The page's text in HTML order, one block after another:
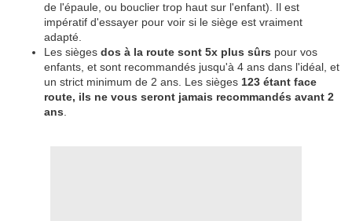
de l'épaule, ou bouclier trop haut sur l'enfant). Il est
impératif d'essayer pour voir si le siège est vraiment
adapté.
Les sièges dos à la route sont 5x plus sûrs pour vos
enfants, et sont recommandés jusqu'à 4 ans dans l'idéal, et
un strict minimum de 2 ans. Les sièges 123 étant face
route, ils ne vous seront jamais recommandés avant 2
ans